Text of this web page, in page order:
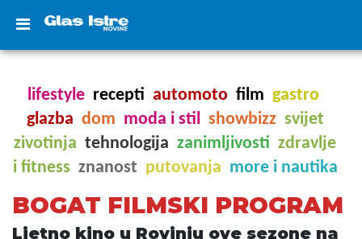
lifestyle recepti automoto film gastro
glazba dom moda i stil showbizz svijet
zivotinja tehnologija zanimljivosti zdravlje
i fitness znanost putovanja more i nautika
BOGAT FILMSKI PROGRAM
Ljetno kino u Rovinju ove sezone na